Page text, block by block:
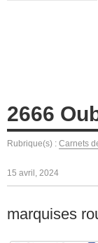
2666
Rubrique(s) : Carnets
15 avril, 2024
marquises